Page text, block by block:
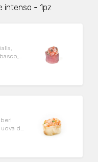
intenso - 1pz
di